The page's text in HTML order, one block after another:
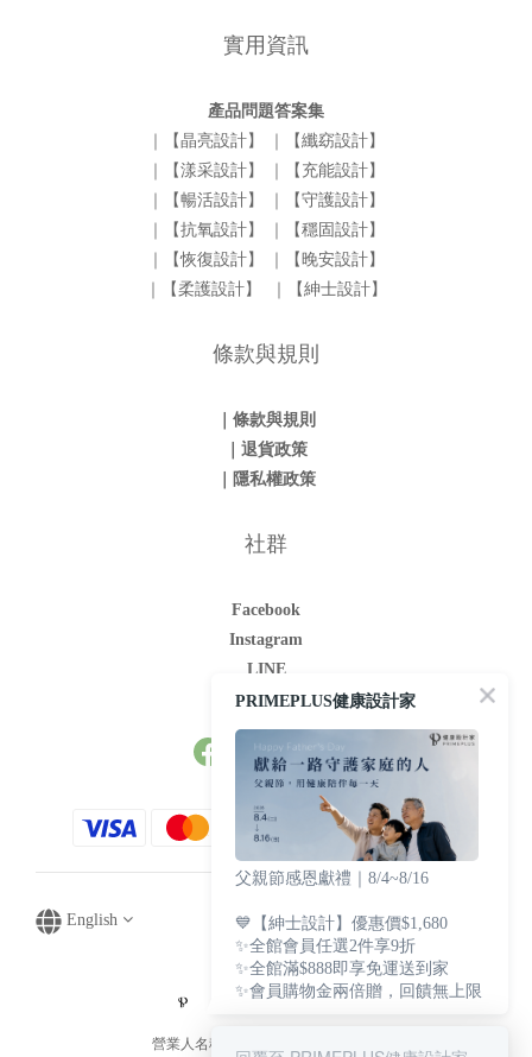
實用資訊
產品問題答案集
｜【晶亮設計】
｜【纖窈設計】
｜【漾采設計】
｜【充能設計】
｜【暢活設計】
｜【守護設計】
｜【抗氧設計】
｜【穩固設計】
｜【恢復設計】
｜【晚安設計】
｜【柔護設計】
｜【紳士設計】
條款與規則
｜條款與規則
｜退貨政策
｜隱私權政策
社群
Facebook
Instagram
LINE
Youtube
English
營業人名稱：文華生技貿易有限公司
PRIMEPLUS健康設計家
父親節感恩獻禮｜8/4~8/16
💙【紳士設計】優惠價$1,680
✨全館會員任選2件享9折
✨全館滿$888即享免運送到家
✨會員購物金兩倍贈，回饋無上限